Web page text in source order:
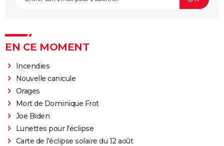
EN CE MOMENT
Incendies
Nouvelle canicule
Orages
Mort de Dominique Frot
Joe Biden
Lunettes pour l'éclipse
Carte de l'éclipse solaire du 12 août